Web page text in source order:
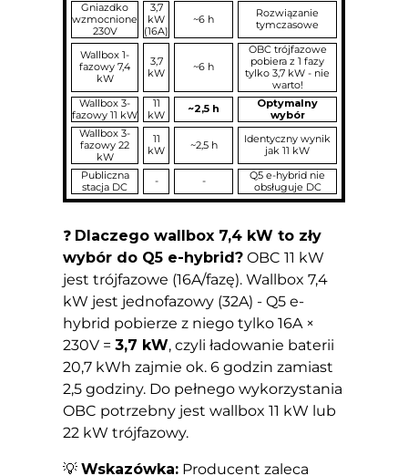
❓ Dlaczego wallbox 7,4 kW to zły
wybór do Q5 e-hybrid? OBC 11 kW
jest trójfazowe (16A/fazę). Wallbox 7,4
kW jest jednofazowy (32A) - Q5 e-
hybrid pobierze z niego tylko 16A ×
230V = 3,7 kW, czyli ładowanie baterii
20,7 kWh zajmie ok. 6 godzin zamiast
2,5 godziny. Do pełnego wykorzystania
OBC potrzebny jest wallbox 11 kW lub
22 kW trójfazowy.
💡 Wskazówka: Producent zaleca
Gniazdko
wzmocnione
230V
3,7
kW
(16A)
~6 h
Rozwiązanie
tymczasowe
Wallbox 1-
fazowy 7,4
kW
3,7
kW
~6 h
OBC trójfazowe
pobiera z 1 fazy
tylko 3,7 kW - nie
warto!
Wallbox 3-
fazowy 11 kW
11
kW
~2,5 h
Optymalny
wybór
Wallbox 3-
fazowy 22
kW
11
kW
~2,5 h
Identyczny wynik
jak 11 kW
Publiczna
stacja DC
- -
Q5 e-hybrid nie
obsługuje DC